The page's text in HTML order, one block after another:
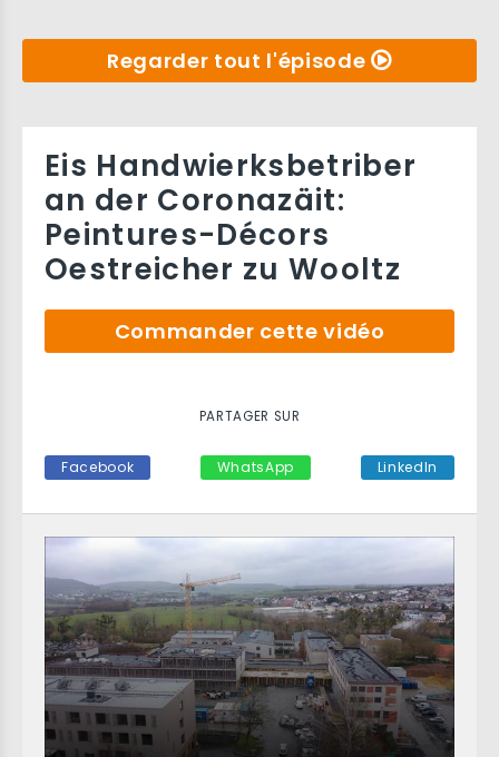
Regarder tout l'épisode
Eis Handwierksbetriber
an der Coronazäit:
Peintures-Décors
Oestreicher zu Wooltz
Commander cette vidéo
PARTAGER SUR
Facebook WhatsApp LinkedIn